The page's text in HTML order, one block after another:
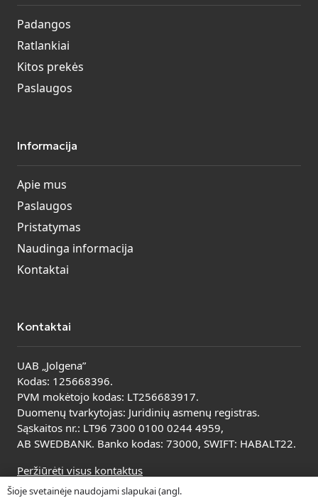
Padangos
Ratlankiai
Kitos prekės
Paslaugos
Informacija
Apie mus
Paslaugos
Pristatymas
Naudinga informacija
Kontaktai
Kontaktai
UAB „Jolgena”
Kodas: 125668396.
PVM mokėtojo kodas: LT256683917.
Duomenų tvarkytojas: Juridinių asmenų registras.
Sąskaitos nr.: LT96 7300 0100 0244 4959,
AB SWEDBANK. Banko kodas: 73000, SWIFT: HABALT22.
Peržiūrėti visus kontaktus
Šioje svetainėje naudojami slapukai (angl.